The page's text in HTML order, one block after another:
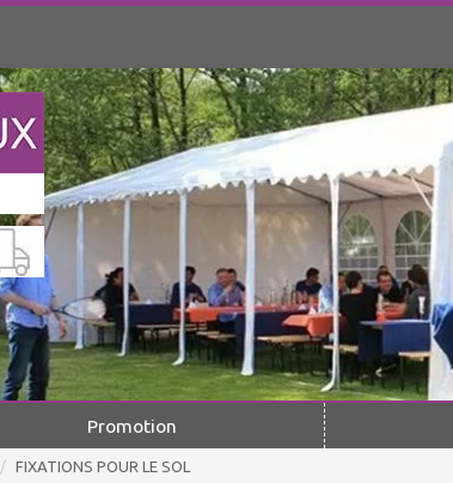
Promotion
FIXATIONS POUR LE SOL